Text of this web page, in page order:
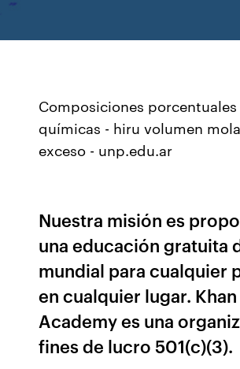
Composiciones
químicas - hiru volumen
exceso - unp.edu.ar
Nuestra misión es
una educación gratuita
mundial para cualquier
en cualquier lugar. Khan
Academy es una
fines de lucro 501(c)(3).